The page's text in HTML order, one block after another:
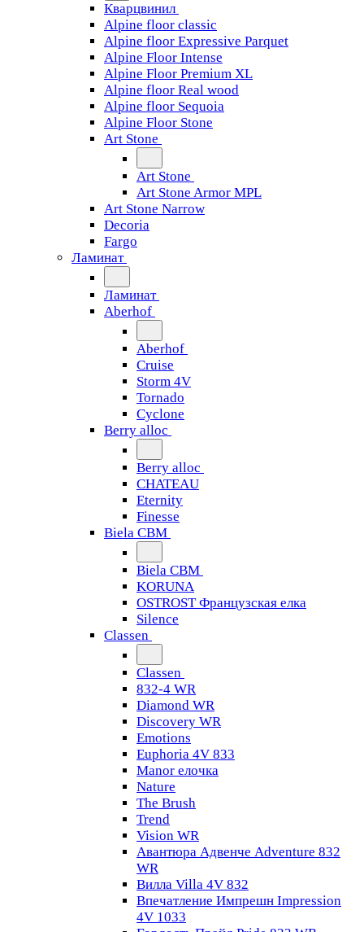
Кварцвинил
Alpine floor classic
Alpine floor Expressive Parquet
Alpine Floor Intense
Alpine Floor Premium XL
Alpine floor Real wood
Alpine floor Sequoia
Alpine Floor Stone
Art Stone
Art Stone
Art Stone Armor MPL
Art Stone Narrow
Decoria
Fargo
Ламинат
Ламинат
Aberhof
Aberhof
Cruise
Storm 4V
Tornado
Сyclone
Berry alloc
Berry alloc
CHATEAU
Eternity
Finesse
Biela CBM
Biela CBM
KORUNA
OSTROST Французская елка
Silence
Classen
Classen
832-4 WR
Diamond WR
Discovery WR
Emotions
Euphoria 4V 833
Manor елочка
Nature
The Brush
Trend
Vision WR
Авантюра Адвенче Adventure 832
WR
Вилла Villa 4V 832
Впечатление Импрешн Impression
4V 1033